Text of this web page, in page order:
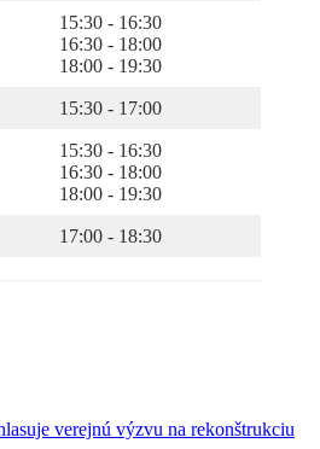
15:30 - 16:30
16:30 - 18:00
18:00 - 19:30
15:30 - 17:00
15:30 - 16:30
16:30 - 18:00
18:00 - 19:30
17:00 - 18:30
verejnú výzvu na rekonštrukciu